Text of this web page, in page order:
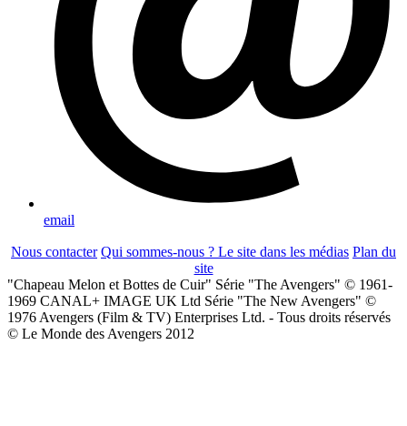
email
Nous contacter Qui sommes-nous ? Le site dans les médias Plan du
site
"Chapeau Melon et Bottes de Cuir" Série "The Avengers" © 1961-
1969 CANAL+ IMAGE UK Ltd Série "The New Avengers" ©
1976 Avengers (Film & TV) Enterprises Ltd. - Tous droits réservés
© Le Monde des Avengers 2012